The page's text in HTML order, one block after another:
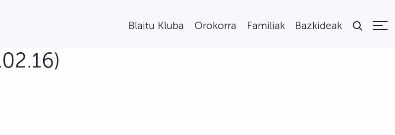
Blaitu Kluba Orokorra Familiak Bazkideak